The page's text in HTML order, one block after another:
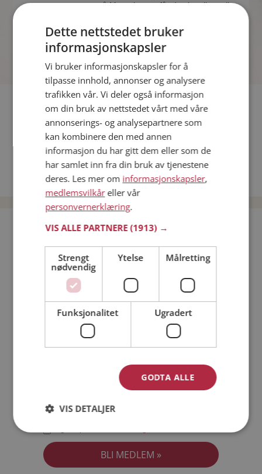
på Møteplassen får du vite alle mulige
Fler single
Flere singlemenn fra Stad:Kristian,Lars,
Kvinner fra Stad
Date kvinner i Norge
Date menn i Norge
Bli medlem gratis!
Jeg er en: Kvinne
Min alder:
Jeg akseptererMedlemsvilkårene
Dette nettstedet bruker
informasjonskapsler
Vi bruker informasjonskapsler for å
tilpasse innhold, annonser og analysere
trafikken vår. Vi deler også informasjon
om din bruk av nettstedet vårt med våre
annonserings- og analysepartnere som
kan kombinere den med annen
informasjon du har gitt dem eller som de
har samlet inn fra din bruk av tjenestene
deres. Les mer om informasjonskapsler,
medlemsvilkåreller vår
personvernerklæring.
VIS ALLE PARTNERE(1913) →
Strengt
nødvendig
Ytelse Målretting
Funksjonalitet Ugradert
GODTA ALLE
VIS DETALJER